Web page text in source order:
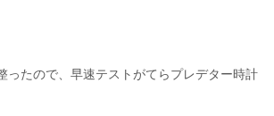
ったので、早速テストがてらプレデター時計